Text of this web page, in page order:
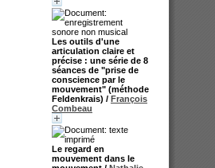
Les outils d'une
articulation claire et
précise : une série de 8
séances de "prise de
conscience par le
mouvement" (méthode
Feldenkrais) / François
Combeau
Le regard en
mouvement dans le